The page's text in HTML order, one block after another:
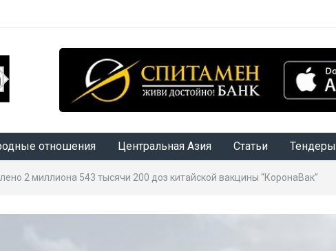
отношения Центральная Азия Статьи Тендеры
2 миллиона 543 тысячи 200 доз китайской вакцины “КоронаВак”